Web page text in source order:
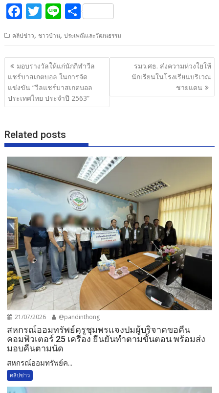
F
e
b
o
o
k
T
itt
er
Li
e
S
h
ar
e
คลิปข่าว, ชาวบ้าน,ประเพณีและวัฒนธรรม
แนะแนว
เรื่อง
มอบรางวัลให้แก่นักกีฬาวีล
แชร์บาสเกตบอล ในการจัด
แข่งขัน “วีลแชร์บาสเกตบอล
ประเทศไทย ประจำปี 2563”
รมว.ศธ. ส่งความห่วงใยให้
นักเรียนในโรงเรียนบริเวณ
ชายแดน
Related posts
21/07/2026 @pandinthong
สหกรณ์ออมทรัพย์ครูชุมพรแจงปมผู้บริจาคขอคืน
คอมพิวเตอร์ 25 เครื่อง ยืนยันทำตามขั้นตอน พร้อมส่ง
มอบคืนตามนัด
สหกรณ์ออมทรัพย์ค...
คลิปข่าว